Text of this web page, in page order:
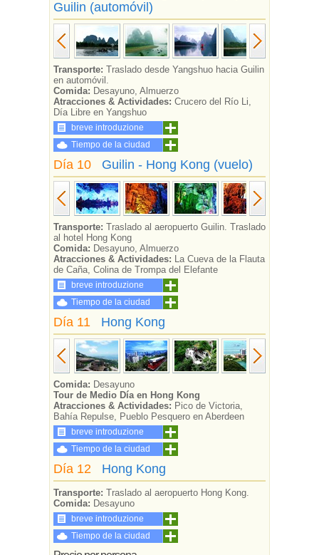
Guilin (automóvil)
Transporte: Traslado desde Yangshuo hacia Guilin
en automóvil.
Comida: Desayuno, Almuerzo
Atracciones & Actividades: Crucero del Río Li,
Día Libre en Yangshuo
breve introduzione
Tiempo de la ciudad
Día 10 Guilin - Hong Kong (vuelo)
Transporte: Traslado al aeropuerto Guilin. Traslado
al hotel Hong Kong
Comida: Desayuno, Almuerzo
Atracciones & Actividades: La Cueva de la Flauta
de Caña, Colina de Trompa del Elefante
breve introduzione
Tiempo de la ciudad
Día 11 Hong Kong
Comida: Desayuno
Tour de Medio Día en Hong Kong
Atracciones & Actividades: Pico de Victoria,
Bahía Repulse, Pueblo Pesquero en Aberdeen
breve introduzione
Tiempo de la ciudad
Día 12 Hong Kong
Transporte: Traslado al aeropuerto Hong Kong.
Comida: Desayuno
breve introduzione
Tiempo de la ciudad